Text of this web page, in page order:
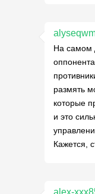
На самом
размять
которые
и это
Кажется,
alex-